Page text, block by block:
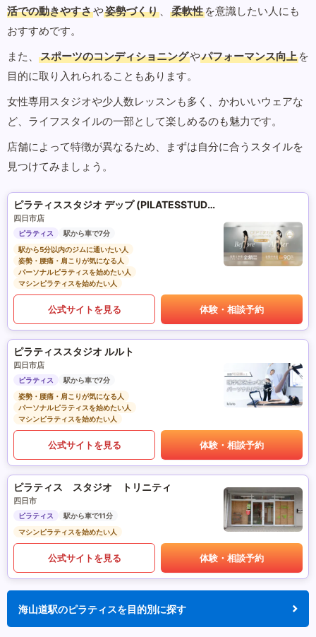
活での動きやすさや姿勢づくり 、 柔軟性 を意識したい人にも
おすすめです。
また、
スポーツのコンディショニングやパフォーマンス向上 を
目的に取り入れられることもあります。
女性専用スタジオや少人数レッスンも多く、かわいいウェアな
ど、ライフスタイルの一部として楽しめるのも魅力です。
店舗によって特徴が異なるため、まずは自分に合うスタイルを
見つけてみましょう。
ピラティススタジオ デップ (PILATESSTUDIO DEP)
四日市店
ピラティス
駅から車で7分
駅から5分以内のジムに通いたい人
姿勢・腰痛・肩こりが気になる人
パーソナルピラティスを始めたい人
マシンピラティスを始めたい人
公式サイトを見る 体験・相談予約
ピラティススタジオ ルルト
四日市店
ピラティス
駅から車で7分
姿勢・腰痛・肩こりが気になる人
パーソナルピラティスを始めたい人
マシンピラティスを始めたい人
公式サイトを見る 体験・相談予約
ピラティス スタジオ トリニティ
四日市
ピラティス
駅から車で11分
マシンピラティスを始めたい人
公式サイトを見る 体験・相談予約
海山道駅のピラティスを目的別に探す